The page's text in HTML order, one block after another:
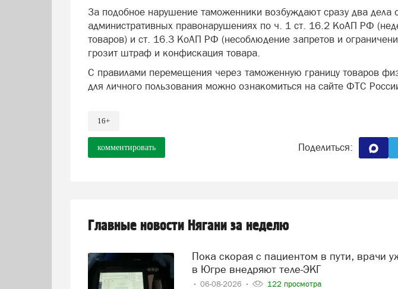
За подобное нарушение таможенники возбуждают сразу два дела
административных правонарушениях по ч. 1 ст. 16.2 КоАП РФ
товаров) и ст. 16.3 КоАП РФ (несоблюдение запретов и
грозит штраф и конфискация товара.
С правилами перемещения через таможенную границу товаров
для личного пользования можно ознакомиться на сайте ФТС
16+
комментировать Поделиться:
Главные новости Нягани за неделю
Пока скорая с пациентом в пути, врачи уже знают диагноз:
в Югре внедряют теле-ЭКГ
06-08-2026 122 просмотра